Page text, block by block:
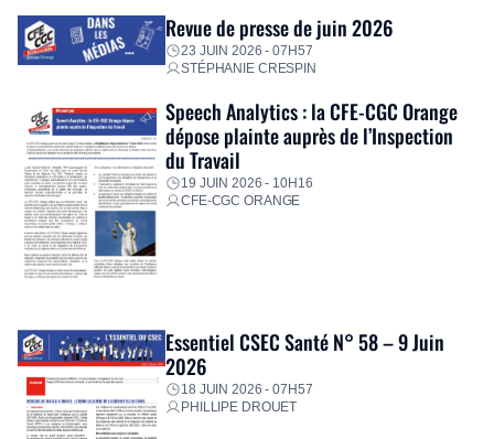
Revue de presse de juin 2026
23 JUIN 2026 - 07H57
STÉPHANIE CRESPIN
Speech Analytics : la CFE-CGC Orange
dépose plainte auprès de l’Inspection
du Travail
19 JUIN 2026 - 10H16
CFE-CGC ORANGE
Essentiel CSEC Santé N° 58 – 9 Juin
2026
18 JUIN 2026 - 07H57
PHILLIPE DROUET